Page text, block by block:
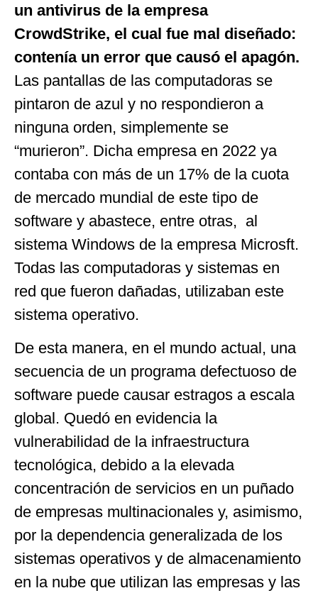
un antivirus de la empresa
CrowdStrike, el cual fue mal diseñado:
contenía un error que causó el apagón.
Las pantallas de las computadoras se
pintaron de azul y no respondieron a
ninguna orden, simplemente se
“murieron”. Dicha empresa en 2022 ya
contaba con más de un 17% de la cuota
de mercado mundial de este tipo de
software y abastece, entre otras, al
sistema Windows de la empresa Microsft.
Todas las computadoras y sistemas en
red que fueron dañadas, utilizaban este
sistema operativo.
De esta manera, en el mundo actual, una
secuencia de un programa defectuoso de
software puede causar estragos a escala
global. Quedó en evidencia la
vulnerabilidad de la infraestructura
tecnológica, debido a la elevada
concentración de servicios en un puñado
de empresas multinacionales y, asimismo,
por la dependencia generalizada de los
sistemas operativos y de almacenamiento
en la nube que utilizan las empresas y las